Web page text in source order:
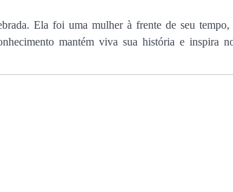
Ela foi uma mulher à frente de seu tempo,
mantém viva sua história e inspira